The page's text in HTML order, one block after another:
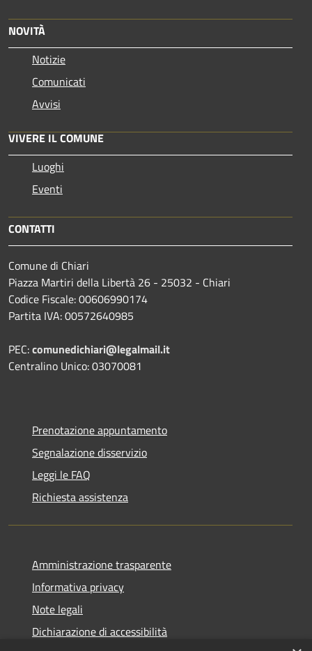
NOVITÀ
Notizie
Comunicati
Avvisi
VIVERE IL COMUNE
Luoghi
Eventi
CONTATTI
Comune di Chiari
Piazza Martiri della Libertà 26 - 25032 - Chiari
Codice Fiscale: 00606990174
Partita IVA: 00572640985
PEC:comunedichiari@legalmail.it
Centralino Unico: 03070081
Prenotazione appuntamento
Segnalazione disservizio
Leggi le FAQ
Richiesta assistenza
Amministrazione trasparente
Informativa privacy
Note legali
Dichiarazione di accessibilità